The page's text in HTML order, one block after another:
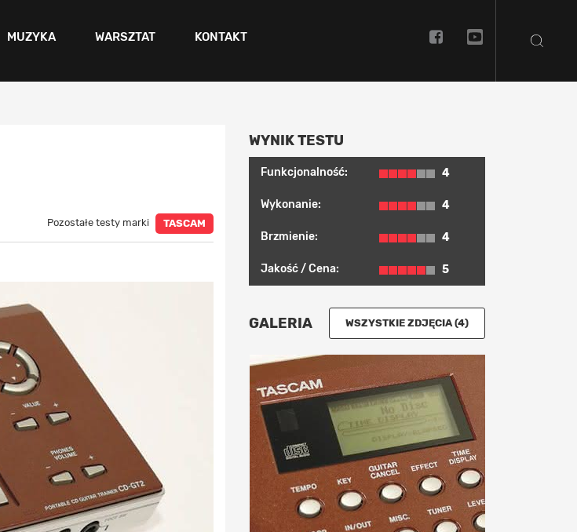
MUZYKA WARSZTAT KONTAKT
Pozostałe testy marki TASCAM
WYNIK TESTU
Funkcjonalność: 4
Wykonanie: 4
Brzmienie: 4
Jakość / Cena: 5
GALERIA WSZYSTKIE ZDJĘCIA (4)